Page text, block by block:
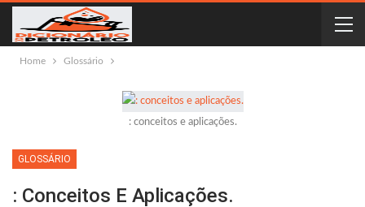
Home Glossário
: conceitos e aplicações.
GLOSSÁRIO
: Conceitos E Aplicações.